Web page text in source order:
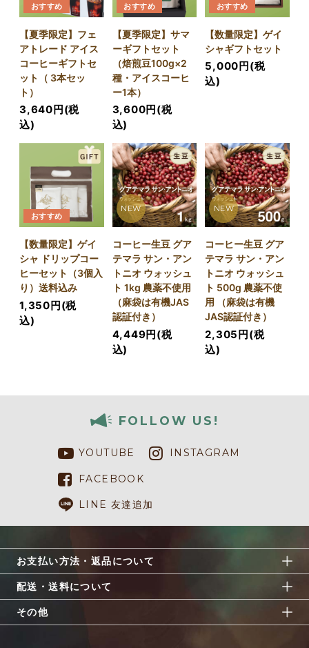
おすすめ
【夏季限定】フェ
アトレード アイス
コーヒーギフトセ
ット（ 3本セッ
ト）
3,640円(税
込)
おすすめ
【夏季限定】サマ
ーギフトセット
（焙煎豆100g×2
種・アイスコーヒ
ー1本）
3,600円(税
込)
おすすめ
【数量限定】ゲイ
シャギフトセット
5,000円(税
込)
おすすめ
【数量限定】ゲイ
シャ ドリップコー
ヒーセット（3個入
り）送料込み
1,350円(税
込)
NEW
コーヒー生豆 グア
テマラ サン・アン
トニオ ウォッシュ
ト 1kg 農薬不使用
（麻袋は有機JAS
認証付き）
4,449円(税
込)
NEW
コーヒー生豆 グア
テマラ サン・アン
トニオ ウォッシュ
ト 500g 農薬不使
用 （麻袋は有機
JAS認証付き）
2,305円(税
込)
FOLLOW US!
YOUTUBE INSTAGRAM
FACEBOOK
LINE 友達追加
お支払い方法・返品について
配送・送料について
その他